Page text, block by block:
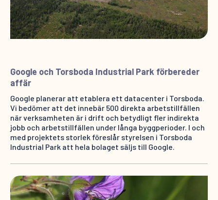
Google och Torsboda Industrial Park förbereder
affär
Google planerar att etablera ett datacenter i Torsboda.
Vi bedömer att det innebär 500 direkta arbetstillfällen
när verksamheten är i drift och betydligt fler indirekta
jobb och arbetstillfällen under långa byggperioder. I och
med projektets storlek föreslår styrelsen i Torsboda
Industrial Park att hela bolaget säljs till Google.